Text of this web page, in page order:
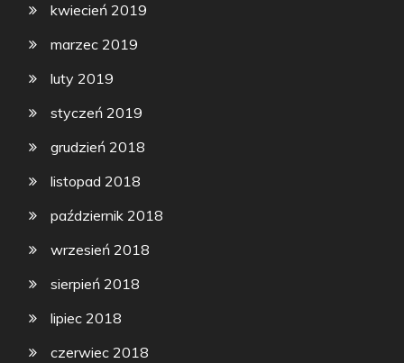
kwiecień 2019
marzec 2019
luty 2019
styczeń 2019
grudzień 2018
listopad 2018
październik 2018
wrzesień 2018
sierpień 2018
lipiec 2018
czerwiec 2018